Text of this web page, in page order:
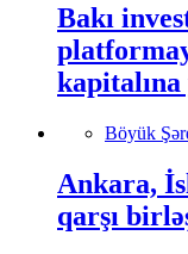
Bakı
Böyük
Ankara,
qarşı